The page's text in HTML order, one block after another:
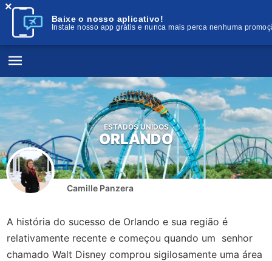
Baixe o nosso aplicativo!
Instale nosso app grátis e nunca mais perca nenhuma
×
ESTADOS UNIDOS
ORLANDO
Camille Panzera
A história do sucesso de Orlando e sua região é
relativamente recente e começou quando um senhor
chamado Walt Disney comprou sigilosamente uma área